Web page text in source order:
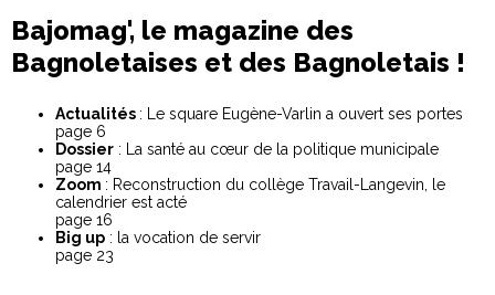
Bajomag', le magazine des
Bagnoletaises et des Bagnoletais !
Actualités : Le square Eugène-Varlin a ouvert ses portes
page 6
Dossier : La santé au cœur de la politique municipale
page 14
Zoom : Reconstruction du collège Travail-Langevin, le
calendrier est acté
page 16
Big up : la vocation de servir
page 23